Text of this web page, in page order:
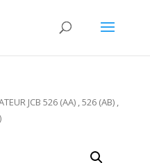
JCB 526 (AA) , 526 (AB) ,